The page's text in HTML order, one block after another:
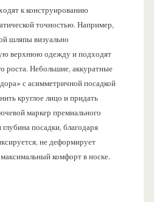
к конструированию
точностью. Например,
шляпы визуально
верхнюю одежду и подходят
роста. Небольшие, аккуратные
с асимметричной посадкой
круглое лицо и придать
маркер премиального
посадки, благодаря
не деформирует
комфорт в носке.